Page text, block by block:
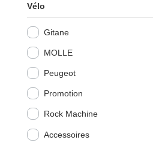
Vélo
Gitane
MOLLE
Peugeot
Promotion
Rock Machine
Accessoires